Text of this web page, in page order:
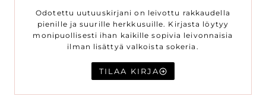
Odotettu uutuuskirjani on leivottu rakkaudella
pienille ja suurille herkkusuille. Kirjasta löytyy
monipuollisesti ihan kaikille sopivia leivonnaisia
ilman lisättyä valkoista sokeria.
TILAA KIRJA